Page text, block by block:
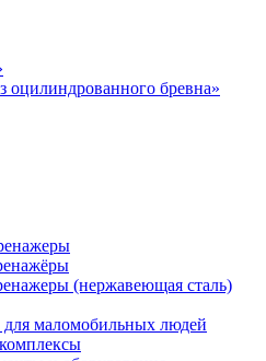
оцилиндрованного бревна»
(нержавеющая сталь)
маломобильных людей